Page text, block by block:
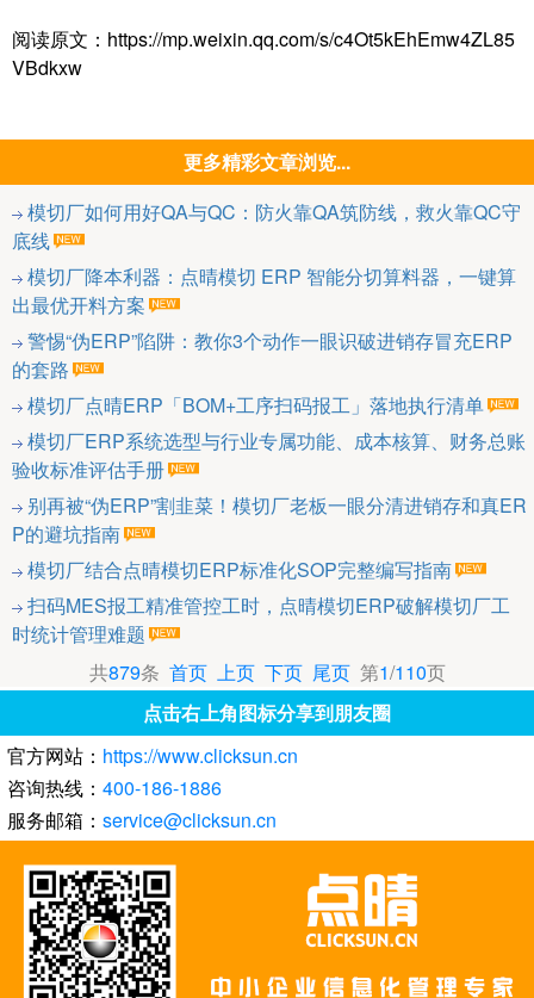
阅读原文：https://mp.weixin.qq.com/s/c4Ot5kEhEmw4ZL85
VBdkxw
更多精彩文章浏览...
模切厂如何用好QA与QC：防火靠QA筑防线，救火靠QC守
底线
模切厂降本利器：点晴模切 ERP 智能分切算料器，一键算
出最优开料方案
警惕“伪ERP”陷阱：教你3个动作一眼识破进销存冒充ERP
的套路
模切厂点晴ERP「BOM+工序扫码报工」落地执行清单
模切厂ERP系统选型与行业专属功能、成本核算、财务总账
验收标准评估手册
别再被“伪ERP”割韭菜！模切厂老板一眼分清进销存和真ER
P的避坑指南
模切厂结合点晴模切ERP标准化SOP完整编写指南
扫码MES报工精准管控工时，点晴模切ERP破解模切厂工
时统计管理难题
共879条 首页 上页 下页 尾页第1/110页
点击右上角图标分享到朋友圈
官方网站： https://www.clicksun.cn
咨询热线： 400-186-1886
服务邮箱： service@clicksun.cn